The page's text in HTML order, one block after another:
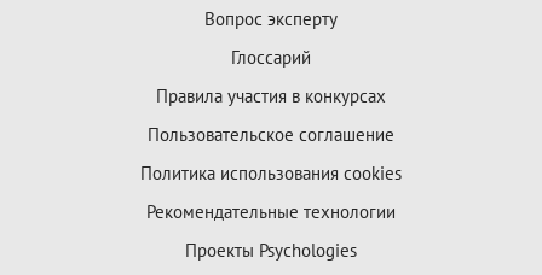
Вопрос эксперту
Глоссарий
Правила участия в конкурсах
Пользовательское соглашение
Политика использования cookies
Рекомендательные технологии
Проекты Psychologies